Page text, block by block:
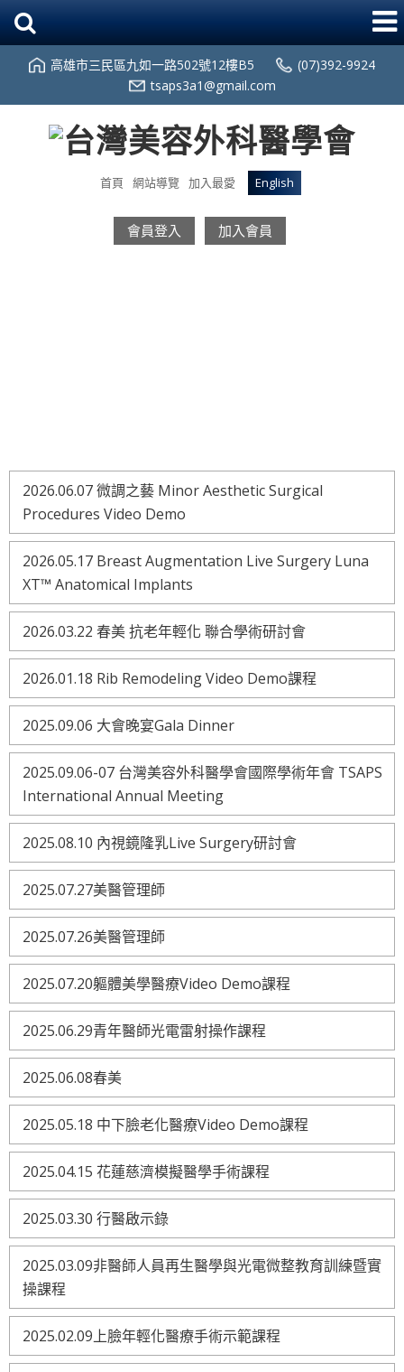
高雄市三民區九如一路502號12樓B5
(07)392-9924
tsaps3a1@gmail.com
首頁 網站導覽 加入最愛 English
會員登入 加入會員
2026.06.07 微調之藝 Minor Aesthetic Surgical
Procedures Video Demo
2026.05.17 Breast Augmentation Live Surgery Luna
XT™ Anatomical Implants
2026.03.22 春美 抗老年輕化 聯合學術研討會
2026.01.18 Rib Remodeling Video Demo課程
2025.09.06 大會晚宴Gala Dinner
2025.09.06-07 台灣美容外科醫學會國際學術年會 TSAPS
International Annual Meeting
2025.08.10 內視鏡隆乳Live Surgery研討會
2025.07.27美醫管理師
2025.07.26美醫管理師
2025.07.20軀體美學醫療Video Demo課程
2025.06.29青年醫師光電雷射操作課程
2025.06.08春美
2025.05.18 中下臉老化醫療Video Demo課程
2025.04.15 花蓮慈濟模擬醫學手術課程
2025.03.30 行醫啟示錄
2025.03.09非醫師人員再生醫學與光電微整教育訓練暨實
操課程
2025.02.09上臉年輕化醫療手術示範課程